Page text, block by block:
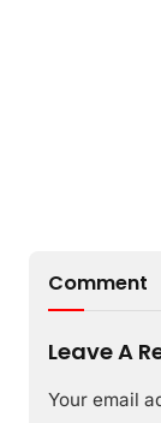
Comment
Leave A
Your email